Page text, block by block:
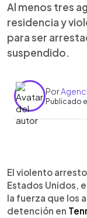
Al menos tres
residencia y
para ser
suspendido.
Por
Publicado
►
El violento
Estados Unidos,
la fuerza que los
detención en